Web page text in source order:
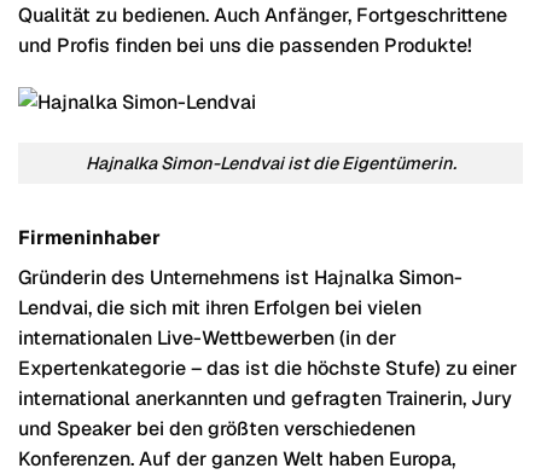
Qualität zu bedienen. Auch Anfänger, Fortgeschrittene
und Profis finden bei uns die passenden Produkte!
Hajnalka Simon-Lendvai ist die Eigentümerin.
Firmeninhaber
Gründerin des Unternehmens ist Hajnalka Simon-
Lendvai, die sich mit ihren Erfolgen bei vielen
internationalen Live-Wettbewerben (in der
Expertenkategorie – das ist die höchste Stufe) zu einer
international anerkannten und gefragten Trainerin, Jury
und Speaker bei den größten verschiedenen
Konferenzen. Auf der ganzen Welt haben Europa,